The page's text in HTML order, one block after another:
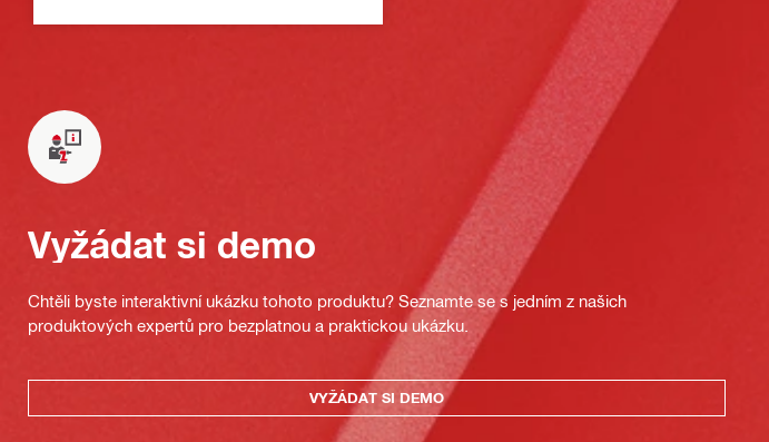
Vyžádat si demo
Chtěli byste interaktivní ukázku tohoto produktu? Seznamte se s jedním z našich
produktových expertů pro bezplatnou a praktickou ukázku.
VYŽÁDAT SI DEMO